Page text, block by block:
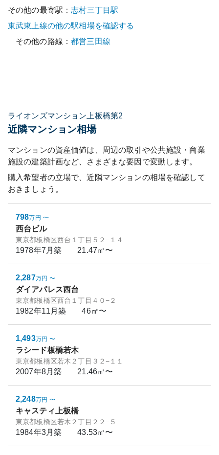
その他の最寄駅：志村三丁目 駅
東武東上線の他の駅相場を確認する
その他の路線：都営三田線
ライオンズマンション上板橋第2
近隣マンション相場
マンションの資産価値は、周辺の取引や公共施設・商業
施設の建築計画など、さまざまな要因で変動します。
購入希望者の立場で、近隣マンションの相場を確認して
おきましょう。
798万円 〜
西台ビル
東京都板橋区西台１丁目５２−１４
1978年7月築 21.47㎡〜
2,287万円 〜
ダイアパレス西台
東京都板橋区西台１丁目４０−２
1982年11月築 46㎡〜
1,493万円 〜
ラシード板橋若木
東京都板橋区若木２丁目３２−１１
2007年8月築 21.46㎡〜
2,248万円 〜
キャスティ上板橋
東京都板橋区若木２丁目２２−５
1984年3月築 43.53㎡〜